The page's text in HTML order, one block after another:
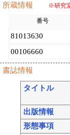
所蔵情報 ※研究
番号
81013630
00106660
書誌情報
タイトル
出版情報
形態事項